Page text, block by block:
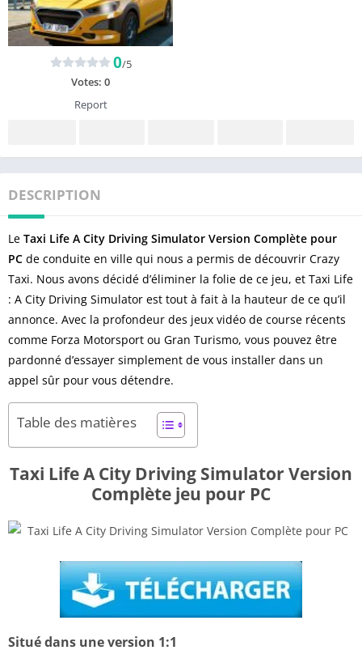
0/5
Votes: 0
Report
DESCRIPTION
Le Taxi Life A City Driving Simulator Version Complète pour
PC de conduite en ville qui nous a permis de découvrir Crazy
Taxi. Nous avons décidé d’éliminer la folie de ce jeu, et Taxi Life
: A City Driving Simulator est tout à fait à la hauteur de ce qu’il
annonce. Avec la profondeur des jeux vidéo de course récents
comme Forza Motorsport ou Gran Turismo, vous pouvez être
pardonné d’essayer simplement de vous installer dans un
appel sûr pour vous détendre.
Table des matières
Taxi Life A City Driving Simulator Version
Complète jeu pour PC
Situé dans une version 1:1